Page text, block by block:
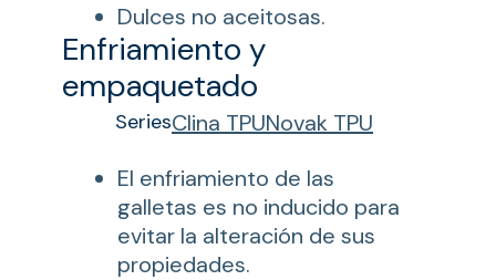
Dulces no aceitosas.
Enfriamiento y
empaquetado
SeriesClina TPUNovak TPU
El enfriamiento de las
galletas es no inducido para
evitar la alteración de sus
propiedades.